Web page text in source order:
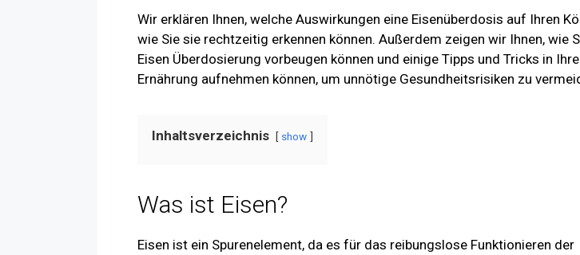
Wir erklären Ihnen, welche Auswirkungen eine Eisenüberdosis auf Ihren
wie Sie sie rechtzeitig erkennen können. Außerdem zeigen wir Ihnen, wie
Eisen Überdosierung vorbeugen können und einige Tipps und Tricks in
Ernährung aufnehmen können, um unnötige Gesundheitsrisiken zu
Inhaltsverzeichnis show
Was ist Eisen?
Eisen ist ein Spurenelement, da es für das reibungslose Funktionieren der